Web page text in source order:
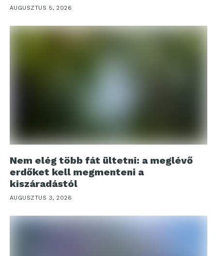
AUGUSZTUS 5, 2026
Nem elég több fát ültetni: a meglévő
erdőket kell megmenteni a
kiszáradástól
AUGUSZTUS 3, 2026